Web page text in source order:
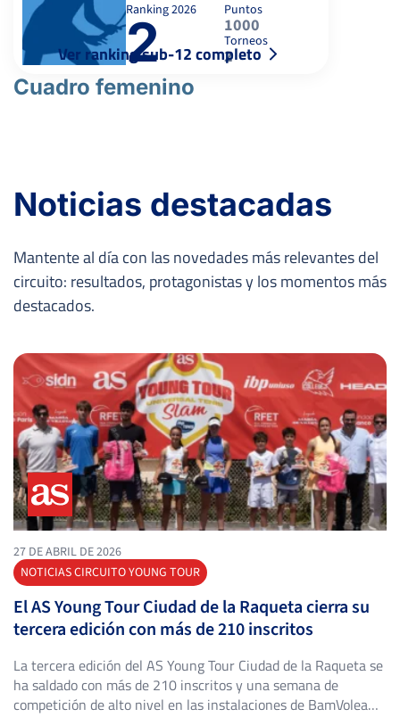
Ranking2026
2 Puntos
1000
Torneos
2
Ver ranking sub-12 completo
Cuadro femenino
Noticias destacadas
Mantente al día con las novedades más relevantes del
circuito: resultados, protagonistas y los momentos más
destacados.
27 DE ABRIL DE 2026
NOTICIAS CIRCUITO YOUNG TOUR
El AS Young Tour Ciudad de la Raqueta cierra su
tercera edición con más de 210 inscritos
La tercera edición del AS Young Tour Ciudad de la Raqueta se
ha saldado con más de 210 inscritos y una semana de
competición de alto nivel en las instalaciones de BamVolea